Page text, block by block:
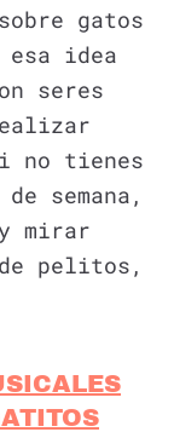
gatos
idea
seres
no tienes
semana,
mirar
pelitos,